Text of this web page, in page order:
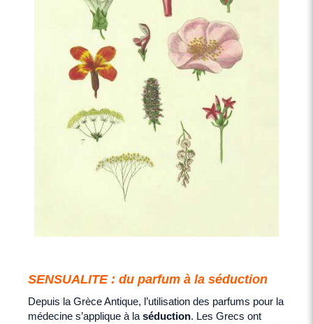
SENSUALITE : du parfum à la séduction
Depuis la Grèce Antique, l’utilisation des parfums pour la
médecine s’applique à la séduction. Les Grecs ont